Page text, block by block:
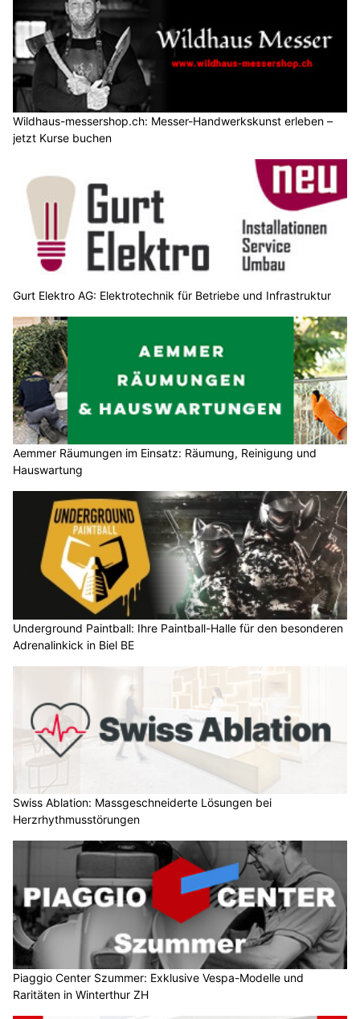
Wildhaus-messershop.ch: Messer-Handwerkskunst erleben –
jetzt Kurse buchen
Gurt Elektro AG: Elektrotechnik für Betriebe und Infrastruktur
Aemmer Räumungen im Einsatz: Räumung, Reinigung und
Hauswartung
Underground Paintball: Ihre Paintball-Halle für den besonderen
Adrenalinkick in Biel BE
Swiss Ablation: Massgeschneiderte Lösungen bei
Herzrhythmusstörungen
Piaggio Center Szummer: Exklusive Vespa-Modelle und
Raritäten in Winterthur ZH